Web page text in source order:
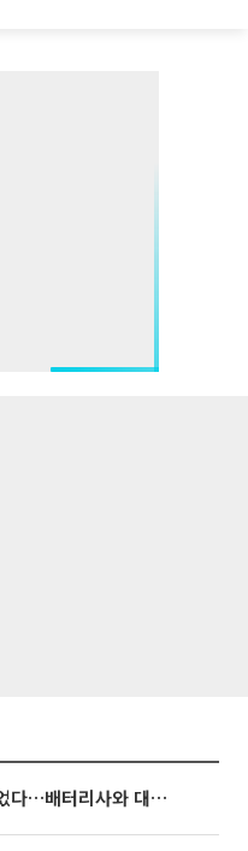
포스코퓨처엠, LFP 시장 뚫었다…배터리사와 대규모 장기 공급 합의